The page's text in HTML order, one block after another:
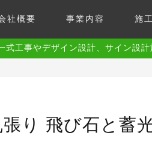
社概要 事業内容 施
式工事やデザイン設計、サイン設
り 飛び石と蓄